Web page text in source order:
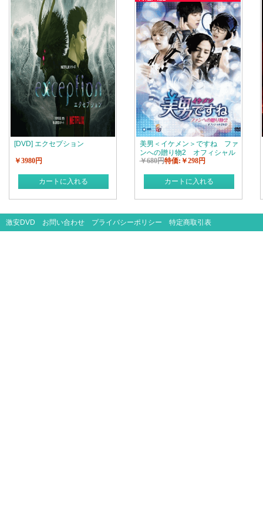
[DVD] エクセプション
￥3980円
カートに入れる
美男＜イケメン＞ですね ファ
ンへの贈り物2 オフィシャル
￥680円特価:￥298円
カートに入れる
激安DVD お問い合わせ プライバシーポリシー 特定商取引表